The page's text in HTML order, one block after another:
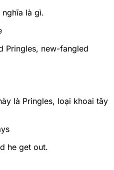
là gì.
Pringles, new-fangled
là Pringles, loại khoai tây
he get out.